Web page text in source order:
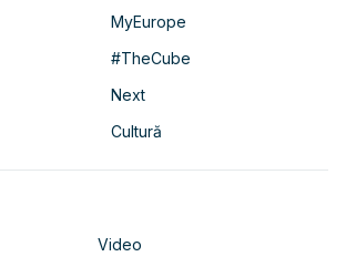
MyEurope
#TheCube
Next
Cultură
Video